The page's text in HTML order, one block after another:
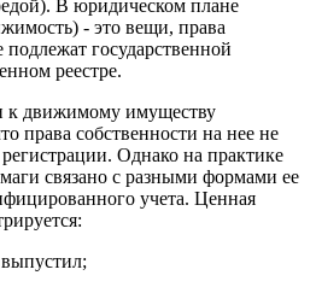
В юридическом плане
- это вещи, права
государственной
реестре.
к движимому имуществу
права собственности на нее не
Однако на практике
связано с разными формами ее
учета. Ценная